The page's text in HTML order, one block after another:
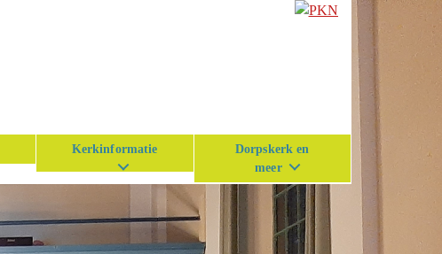
Kerkinformatie
Dorpskerk en
meer